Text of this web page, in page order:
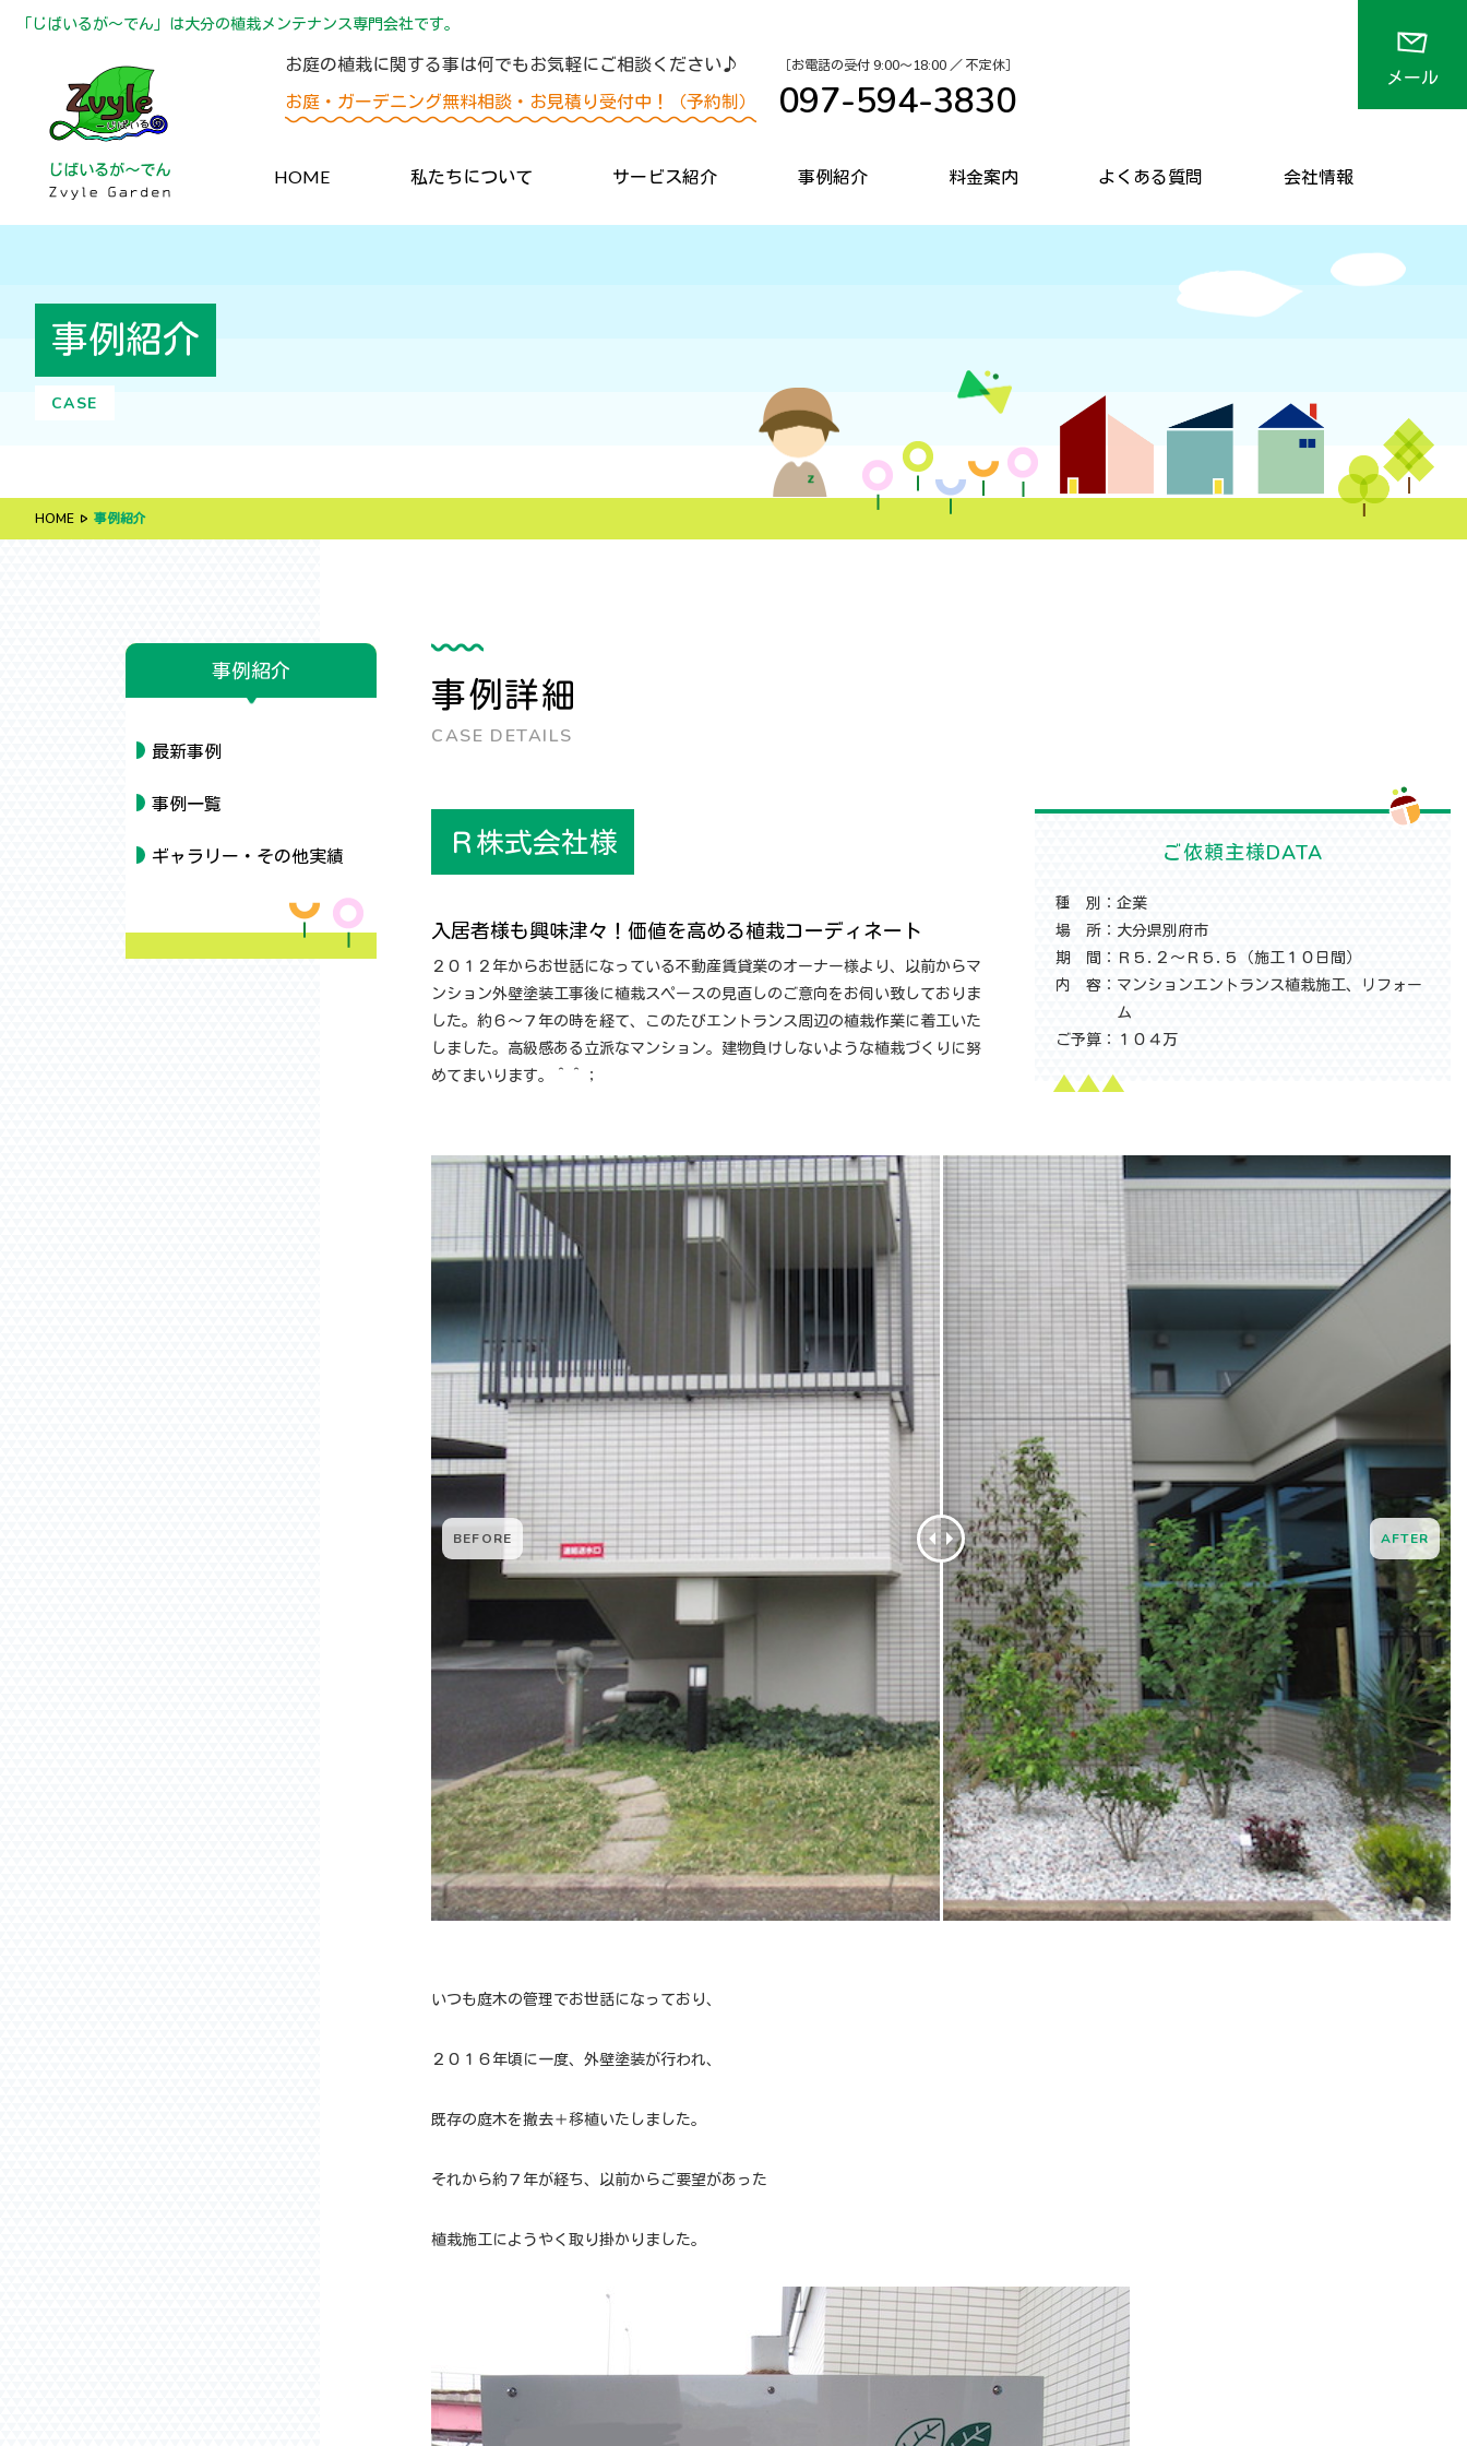
「じばいるが〜でん」は大分の植栽メンテナンス専門会社です。
お庭の植栽に関する事は何でもお気軽にご相談ください♪
お庭・ガーデニング無料相談・お見積り受付中！（予約制）
［お電話の受付 9:00〜18:00 ／ 不定休］
097-594-3830
メール
HOME 私たちについて サービス紹介 事例紹介 料金案内 よくある質問 会社情報
事例紹介
CASE
HOME 事例紹介
事例紹介
最新事例
事例一覧
ギャラリー・その他実績
事例詳細
CASE DETAILS
Ｒ株式会社様
入居者様も興味津々！価値を高める植栽コーディネート
２０１２年からお世話になっている不動産賃貸業のオーナー様より、以前からマ
ンション外壁塗装工事後に植栽スペースの見直しのご意向をお伺い致しておりま
した。約６〜７年の時を経て、このたびエントランス周辺の植栽作業に着工いた
しました。高級感ある立派なマンション。建物負けしないような植栽づくりに努
めてまいります。＾＾；
ご依頼主様DATA
種 別： 企業
場 所： 大分県別府市
期 間：
Ｒ５.２〜Ｒ５.５（施工１０日間）
内 容： マンションエントランス植栽施工、リフォー
ム
ご予算：
１０４万
いつも庭木の管理でお世話になっており、
２０１６年頃に一度、外壁塗装が行われ、
既存の庭木を撤去＋移植いたしました。
それから約７年が経ち、以前からご要望があった
植栽施工にようやく取り掛かりました。